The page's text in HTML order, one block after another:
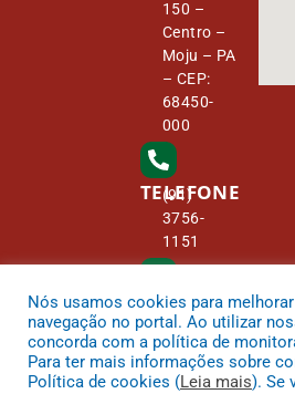
150 –
Centro –
Moju – PA
– CEP:
68450-
000
TELEFONE
(91)
3756-
1151
E-MAIL
camara@
cmmoju.p
a.gov.br
Nós usamos cookies para
navegação no portal. Ao utilizar
concorda com a política de
Para ter mais informações sobre
Política de cookies (Leia mais). Se